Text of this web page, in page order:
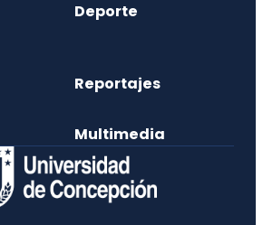
Deporte
Reportajes
Multimedia